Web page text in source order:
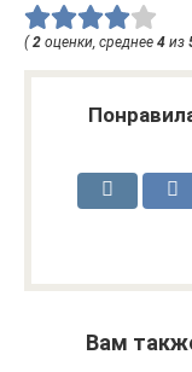
( 2 оценки, среднее 4 из
Вам